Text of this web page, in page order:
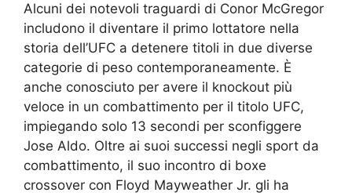
Alcuni dei notevoli traguardi di Conor McGregor
includono il diventare il primo lottatore nella
storia dell’UFC a detenere titoli in due diverse
categorie di peso contemporaneamente. È
anche conosciuto per avere il knockout più
veloce in un combattimento per il titolo UFC,
impiegando solo 13 secondi per sconfiggere
Jose Aldo. Oltre ai suoi successi negli sport da
combattimento, il suo incontro di boxe
crossover con Floyd Mayweather Jr. gli ha